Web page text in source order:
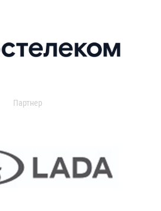
Партнер